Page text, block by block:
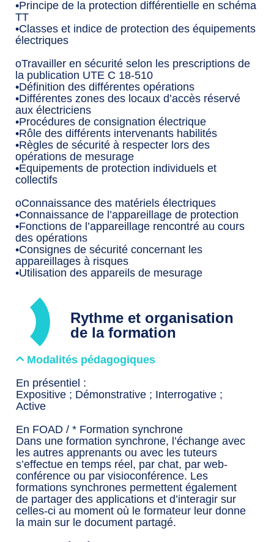
•Principe de la protection différentielle en schéma
TT
•Classes et indice de protection des équipements
électriques
oTravailler en sécurité selon les prescriptions de
la publication UTE C 18-510
•Définition des différentes opérations
•Différentes zones des locaux d’accès réservé
aux électriciens
•Procédures de consignation électrique
•Rôle des différents intervenants habilités
•Règles de sécurité à respecter lors des
opérations de mesurage
•Equipements de protection individuels et
collectifs
oConnaissance des matériels électriques
•Connaissance de l’appareillage de protection
•Fonctions de l’appareillage rencontré au cours
des opérations
•Consignes de sécurité concernant les
appareillages à risques
•Utilisation des appareils de mesurage
Rythme et organisation
de la formation
Modalités pédagogiques
En présentiel :
Expositive ; Démonstrative ; Interrogative ;
Active
En FOAD / * Formation synchrone
Dans une formation synchrone, l’échange avec
les autres apprenants ou avec les tuteurs
s’effectue en temps réel, par chat, par web-
conférence ou par visioconférence. Les
formations synchrones permettent également
de partager des applications et d’interagir sur
celles-ci au moment où le formateur leur donne
la main sur le document partagé.